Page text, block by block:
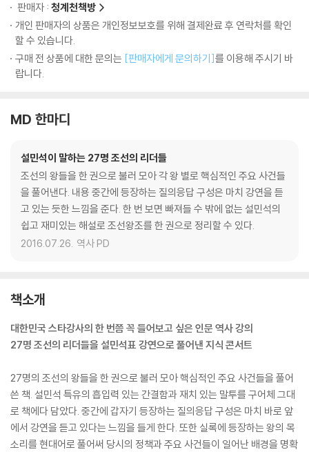
판매자 : 청계천책방
개인 판매자의 상품은 개인정보보호를 위해 결제완료 후 연락처를 확인
할 수 있습니다.
구매 전 상품에 대한 문의는 [판매자에게 문의하기]를 이용해 주시기 바
랍니다.
MD 한마디
설민석이 말하는 27명 조선의 리더들
조선의 왕들을 한 권으로 불러 모아 각 왕 별로 핵심적인 주요 사건들
을 풀어낸다. 내용 중간에 등장하는 질의응답 구성은 마치 강연을 듣
고 있는 듯한 느낌을 준다. 한 번 보면 빠져들 수 밖에 없는 설민석의
쉽고 재미있는 해설로 조선왕조를 한 권으로 정리할 수 있다.
2016.07.26. 역사 PD
책소개
대한민국 스타강사의 한 번쯤 꼭 들어보고 싶은 인문 역사 강의
27명 조선의 리더들을 설민석표 강연으로 풀어낸 지식 콘서트
27명의 조선의 왕들을 한 권으로 불러 모아 핵심적인 주요 사건들을 풀어
쓴 책. 설민석 특유의 흡입력 있는 간결함과 재치 있는 말투를 구어체 그대
로 책에다 담았다. 중간에 갑자기 등장하는 질의응답 구성은 마치 바로 앞
에서 강연을 듣고 있다는 느낌을 들게 한다. 또한 실록에 등장하는 왕의 목
소리를 현대어로 풀어써 당시의 정책과 주요 사건들이 일어난 배경을 명확